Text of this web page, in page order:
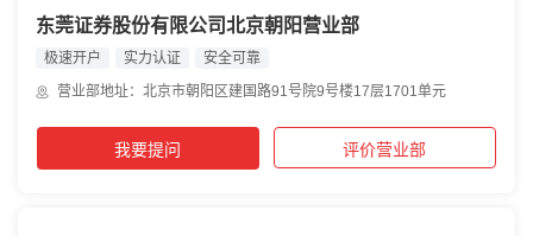
东莞证券股份有限公司北京朝阳营业部
极速开户 实力认证
安全可靠
营业部地址：北京市朝阳区建国路91号院9号楼17层1701单元
我要提问 评价营业部